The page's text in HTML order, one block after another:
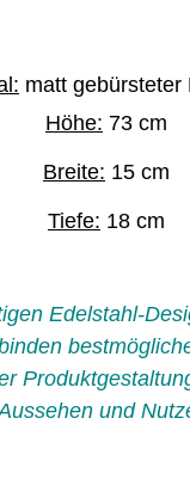
matt gebürsteter
Höhe: 73 cm
Breite: 15 cm
Tiefe: 18 cm
Edelstahl-
und